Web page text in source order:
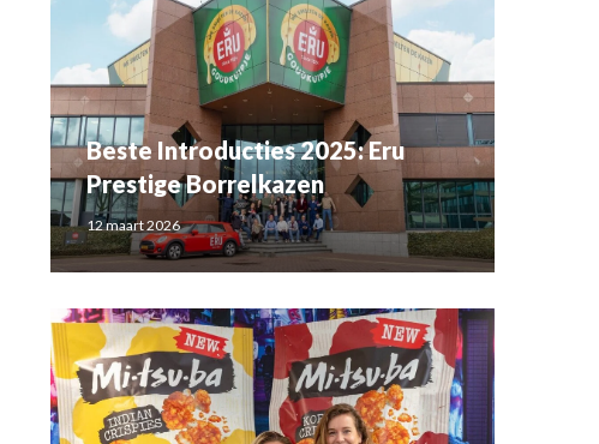
Beste Introducties 2025: Eru
Prestige Borrelkazen
12 maart 2026